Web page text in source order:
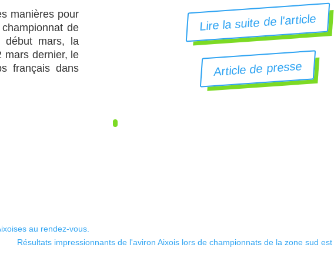
manières pour
championnat de
début mars, la
mars dernier, le
français dans
Lire la suite de l'article
Article de presse
au rendez-vous.
Résultats impressionnants de l'aviron Aixois lors de championnats de la zone sud